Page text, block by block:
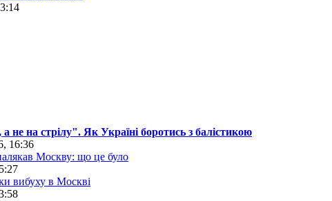
на стрілу". Як Україні боротись з балістикою
16:36
Москву: що це було
вибуху в Москві